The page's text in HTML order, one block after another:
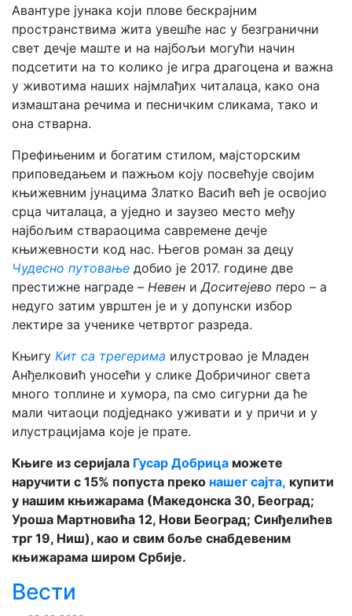
Авантуре јунака који плове бескрајним
пространствима жита увешће нас у безгранични
свет дечје маште и на најбољи могући начин
подсетити на то колико је игра драгоцена и важна
у животима наших најмлађих читалаца, како она
измаштана речима и песничким сликама, тако и
она стварна.
Префињеним и богатим стилом, мајсторским
приповедањем и пажњом коју посвећује својим
књижевним јунацима Златко Васић већ је освојио
срца читалаца, а уједно и заузео место међу
најбољим ствараоцима савремене дечје
књижевности код нас. Његов роман за децу
Чудесно путовање добио је 2017. године две
престижне награде – Невен и Доситејево перо – а
недуго затим уврштен је и у допунски избор
лектире за ученике четвртог разреда.
Књигу Кит са трегерима илустровао је Младен
Анђелковић уносећи у слике Добричиног света
много топлине и хумора, па смо сигурни да ће
мали читаоци подједнако уживати и у причи и у
илустрацијама које је прате.
Књиге из серијала Гусар Добрица можете
наручити с 15% попуста преко нашег сајта, купити
у нашим књижарама (Македонска 30, Београд;
Уроша Мартновића 12, Нови Београд; Синђелићев
трг 19, Ниш), као и свим боље снабдевеним
књижарама широм Србије.
Вести